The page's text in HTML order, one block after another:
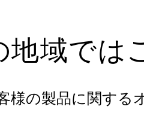
地域では
の製品に関する